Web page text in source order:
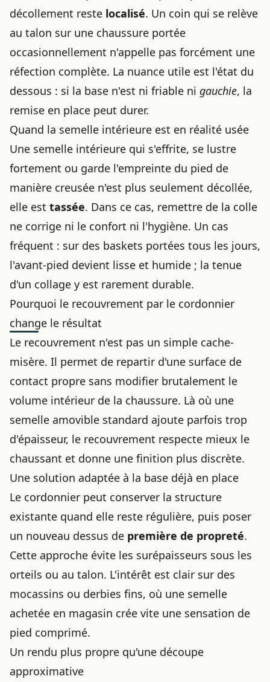
décollement reste localisé. Un coin qui se relève
au talon sur une chaussure portée
occasionnellement n'appelle pas forcément une
réfection complète. La nuance utile est l'état du
dessous : si la base n'est ni friable ni gauchie, la
remise en place peut durer.
Quand la semelle intérieure est en réalité usée
Une semelle intérieure qui s'effrite, se lustre
fortement ou garde l'empreinte du pied de
manière creusée n'est plus seulement décollée,
elle est tassée. Dans ce cas, remettre de la colle
ne corrige ni le confort ni l'hygiène. Un cas
fréquent : sur des baskets portées tous les jours,
l'avant-pied devient lisse et humide ; la tenue
d'un collage y est rarement durable.
Pourquoi le recouvrement par le cordonnier
change le résultat
Le recouvrement n'est pas un simple cache-
misère. Il permet de repartir d'une surface de
contact propre sans modifier brutalement le
volume intérieur de la chaussure. Là où une
semelle amovible standard ajoute parfois trop
d'épaisseur, le recouvrement respecte mieux le
chaussant et donne une finition plus discrète.
Une solution adaptée à la base déjà en place
Le cordonnier peut conserver la structure
existante quand elle reste régulière, puis poser
un nouveau dessus de première de propreté.
Cette approche évite les surépaisseurs sous les
orteils ou au talon. L'intérêt est clair sur des
mocassins ou derbies fins, où une semelle
achetée en magasin crée vite une sensation de
pied comprimé.
Un rendu plus propre qu'une découpe
approximative